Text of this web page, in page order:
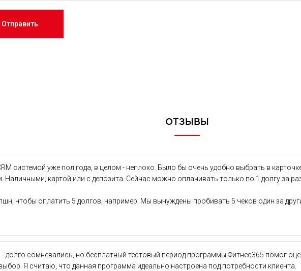
Отправить
ОТЗЫВЫ
системой уже пол года, в целом - неплохо. Было бы очень удобно выбрать в
Наличными, картой или с депозита. Сейчас можно оплачивать только по 1 долгу за
чтобы оплатить 5 долгов, например. Мы вынуждены пробивать 5 чеков один за
долго сомневались, но бесплатный тестовый период программы Фитнес365 помог
Я считаю, что данная программа идеально настроена под потребности клиента.